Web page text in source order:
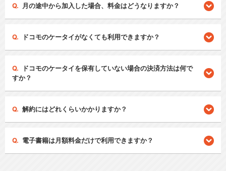
月の途中から加入した場合、料金はどうなりますか？
ドコモのケータイがなくても利用できますか？
ドコモのケータイを保有していない場合の決済方法は何で
すか？
解約にはどれくらいかかりますか？
電子書籍は月額料金だけで利用できますか？